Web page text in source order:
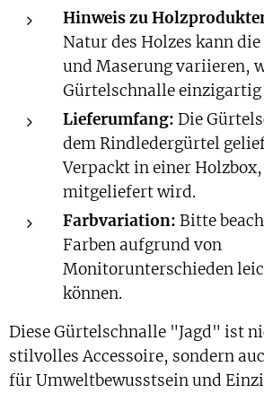
Hinweis zu
Natur des Holzes kann
und Maserung variieren,
Gürtelschnalle
Lieferumfang: Die
dem Rindledergürtel
Verpackt in einer
mitgeliefert wird.
Farbvariation: Bitte
Farben aufgrund von
Monitorunterschieden
können.
Diese Gürtelschnalle "Jagd" ist
stilvolles Accessoire, sondern
fürUmweltbewusstsein und